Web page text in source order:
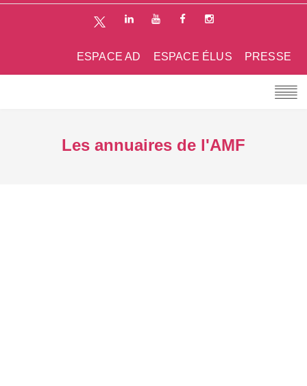
PRESSE
ESPACE ÉLUS
ESPACE AD
Les annuaires de l'AMF